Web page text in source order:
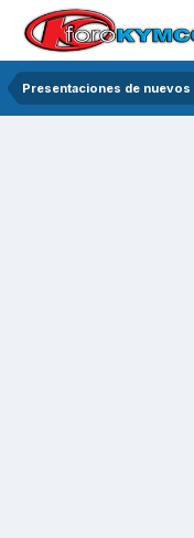
Presentaciones de nuevos